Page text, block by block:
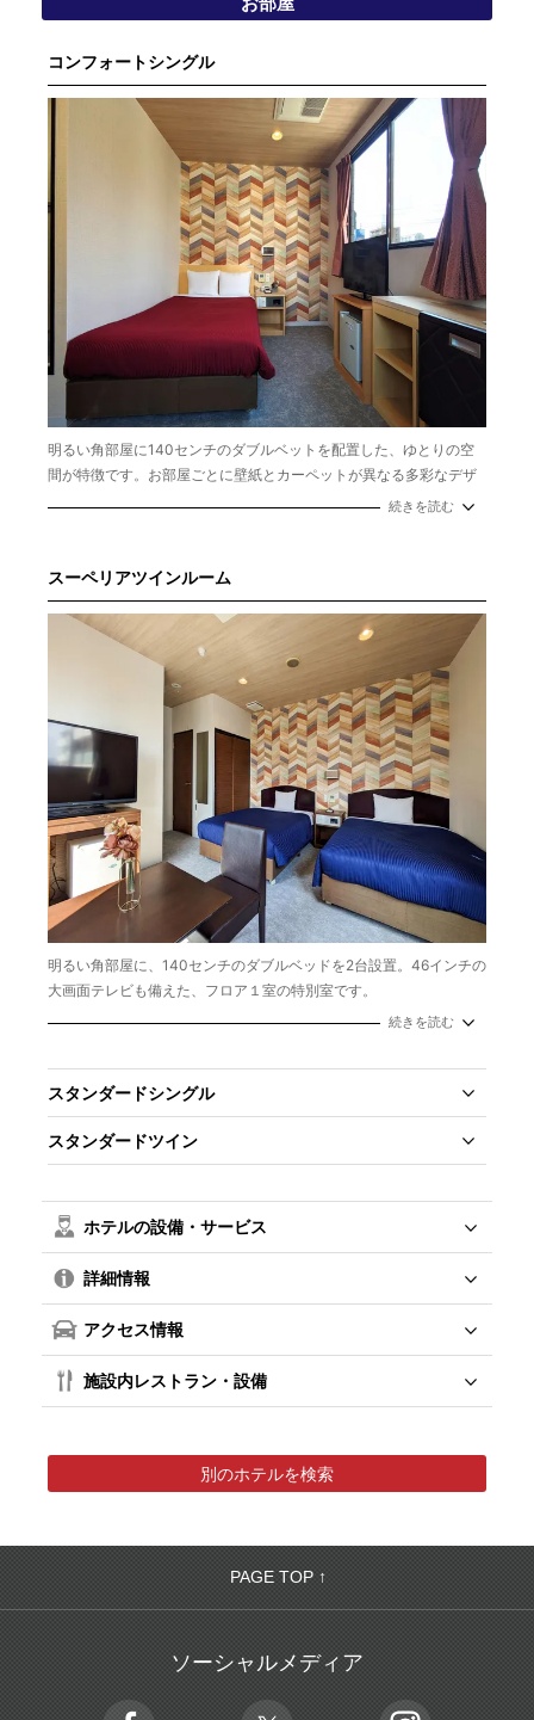
コンフォートシングル
明るい角部屋に140センチのダブルベットを配置した、ゆとりの空
間が特徴です。お部屋ごとに壁紙とカーペットが異なる多彩なデザ
ベッドサイズ：140cm×200cm
続きを読む
スーペリアツインルーム
明るい角部屋に、140センチのダブルベッドを2台設置。46インチの
大画面テレビも備えた、フロア１室の特別室です。
ベッドサイズ：140cm×200cm 2台 （3名時は1台エキストラベ
ッド、4名時は3名利用と同じベッド数です）
続きを読む
スタンダードシングル
スタンダードツイン
ホテルの設備・サービス
詳細情報
アクセス情報
施設内レストラン・設備
別のホテルを検索
PAGE TOP ↑
ソーシャルメディア